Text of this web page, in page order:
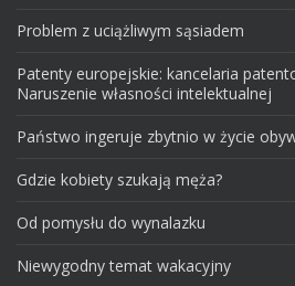
Problem z uciążliwym sąsiadem
Patenty europejskie: kancelaria
Naruszenie własności intelektualnej
Państwo ingeruje zbytnio w życie
Gdzie kobiety szukają męża?
Od pomysłu do wynalazku
Niewygodny temat wakacyjny